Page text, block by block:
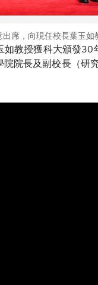
席，向現任校長葉玉如
如教授獲科大頒發
院長及副校長（